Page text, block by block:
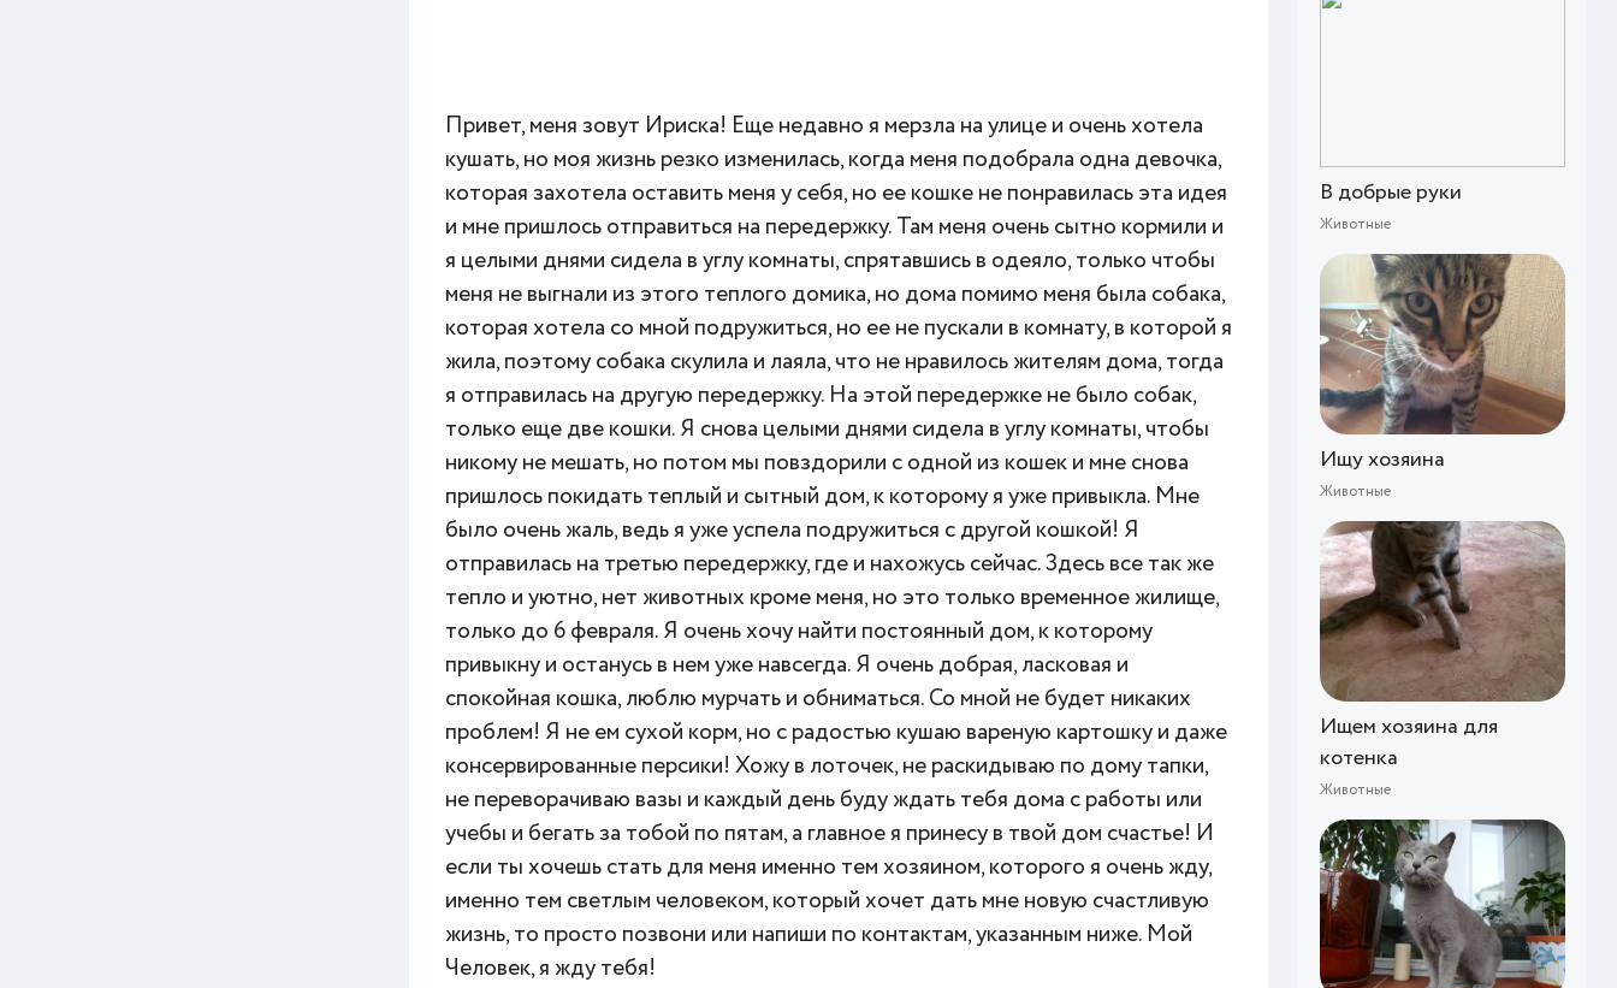
В добрые руки
Животные
Ищу хозяина
Животные
Ищем хозяина для
котенка
Животные
Привет, меня зовут Ириска! Еще недавно я мерзла на улице и очень хотела
кушать, но моя жизнь резко изменилась, когда меня подобрала одна девочка,
которая захотела оставить меня у себя, но ее кошке не понравилась эта идея
и мне пришлось отправиться на передержку. Там меня очень сытно кормили и
я целыми днями сидела в углу комнаты, спрятавшись в одеяло, только чтобы
меня не выгнали из этого теплого домика, но дома помимо меня была собака,
которая хотела со мной подружиться, но ее не пускали в комнату, в которой я
жила, поэтому собака скулила и лаяла, что не нравилось жителям дома, тогда
я отправилась на другую передержку. На этой передержке не было собак,
только еще две кошки. Я снова целыми днями сидела в углу комнаты, чтобы
никому не мешать, но потом мы повздорили с одной из кошек и мне снова
пришлось покидать теплый и сытный дом, к которому я уже привыкла. Мне
было очень жаль, ведь я уже успела подружиться с другой кошкой! Я
отправилась на третью передержку, где и нахожусь сейчас. Здесь все так же
тепло и уютно, нет животных кроме меня, но это только временное жилище,
только до 6 февраля. Я очень хочу найти постоянный дом, к которому
привыкну и останусь в нем уже навсегда. Я очень добрая, ласковая и
спокойная кошка, люблю мурчать и обниматься. Со мной не будет никаких
проблем! Я не ем сухой корм, но с радостью кушаю вареную картошку и даже
консервированные персики! Хожу в лоточек, не раскидываю по дому тапки,
не переворачиваю вазы и каждый день буду ждать тебя дома с работы или
учебы и бегать за тобой по пятам, а главное я принесу в твой дом счастье! И
если ты хочешь стать для меня именно тем хозяином, которого я очень жду,
именно тем светлым человеком, который хочет дать мне новую счастливую
жизнь, то просто позвони или напиши по контактам, указанным ниже. Мой
Человек, я жду тебя!